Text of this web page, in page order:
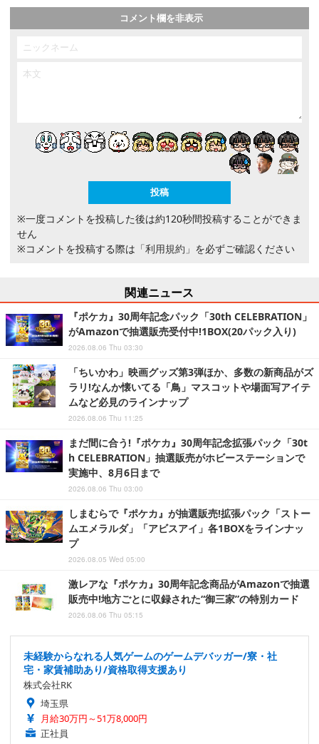
コメント欄を非表示
※一度コメントを投稿した後は約120秒間投稿することができま
せん
※コメントを投稿する際は 「利用規約」 を必ずご確認ください
関連ニュース
『ポケカ』30周年記念パック「30th CELEBRATION」
がAmazonで抽選販売受付中!1BOX(20パック入り)
2026.08.06 Thu 03:30
「ちいかわ」映画グッズ第3弾ほか、多数の新商品がズ
ラリ!なんか懐いてる「鳥」マスコットや場面写アイテ
ムなど必見のラインナップ
2026.08.06 Thu 11:25
まだ間に合う!『ポケカ』30周年記念拡張パック「30t
h CELEBRATION」抽選販売がホビーステーションで
実施中、8月6日まで
2026.08.06 Thu 03:00
しまむらで『ポケカ』が抽選販売!拡張パック「ストー
ムエメラルダ」「アビスアイ」各1BOXをラインナッ
プ
2026.08.05 Wed 05:00
激レアな『ポケカ』30周年記念商品がAmazonで抽選
販売中!地方ごとに収録された“御三家”の特別カード
2026.08.06 Thu 05:15
未経験からなれる人気ゲームのゲームデバッガー/寮・社
宅・家賃補助あり/資格取得支援あり
株式会社RK
埼玉県
月給30万円～51万8,000円
正社員